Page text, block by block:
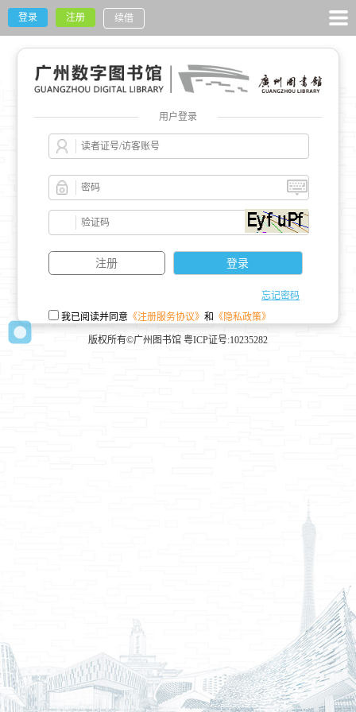
用户登录
忘记密码
我已阅读并同意《注册服务协议》 和 《隐私政策》
登录 注册 续借
版权所有©广州图书馆 粤ICP证号:10235282